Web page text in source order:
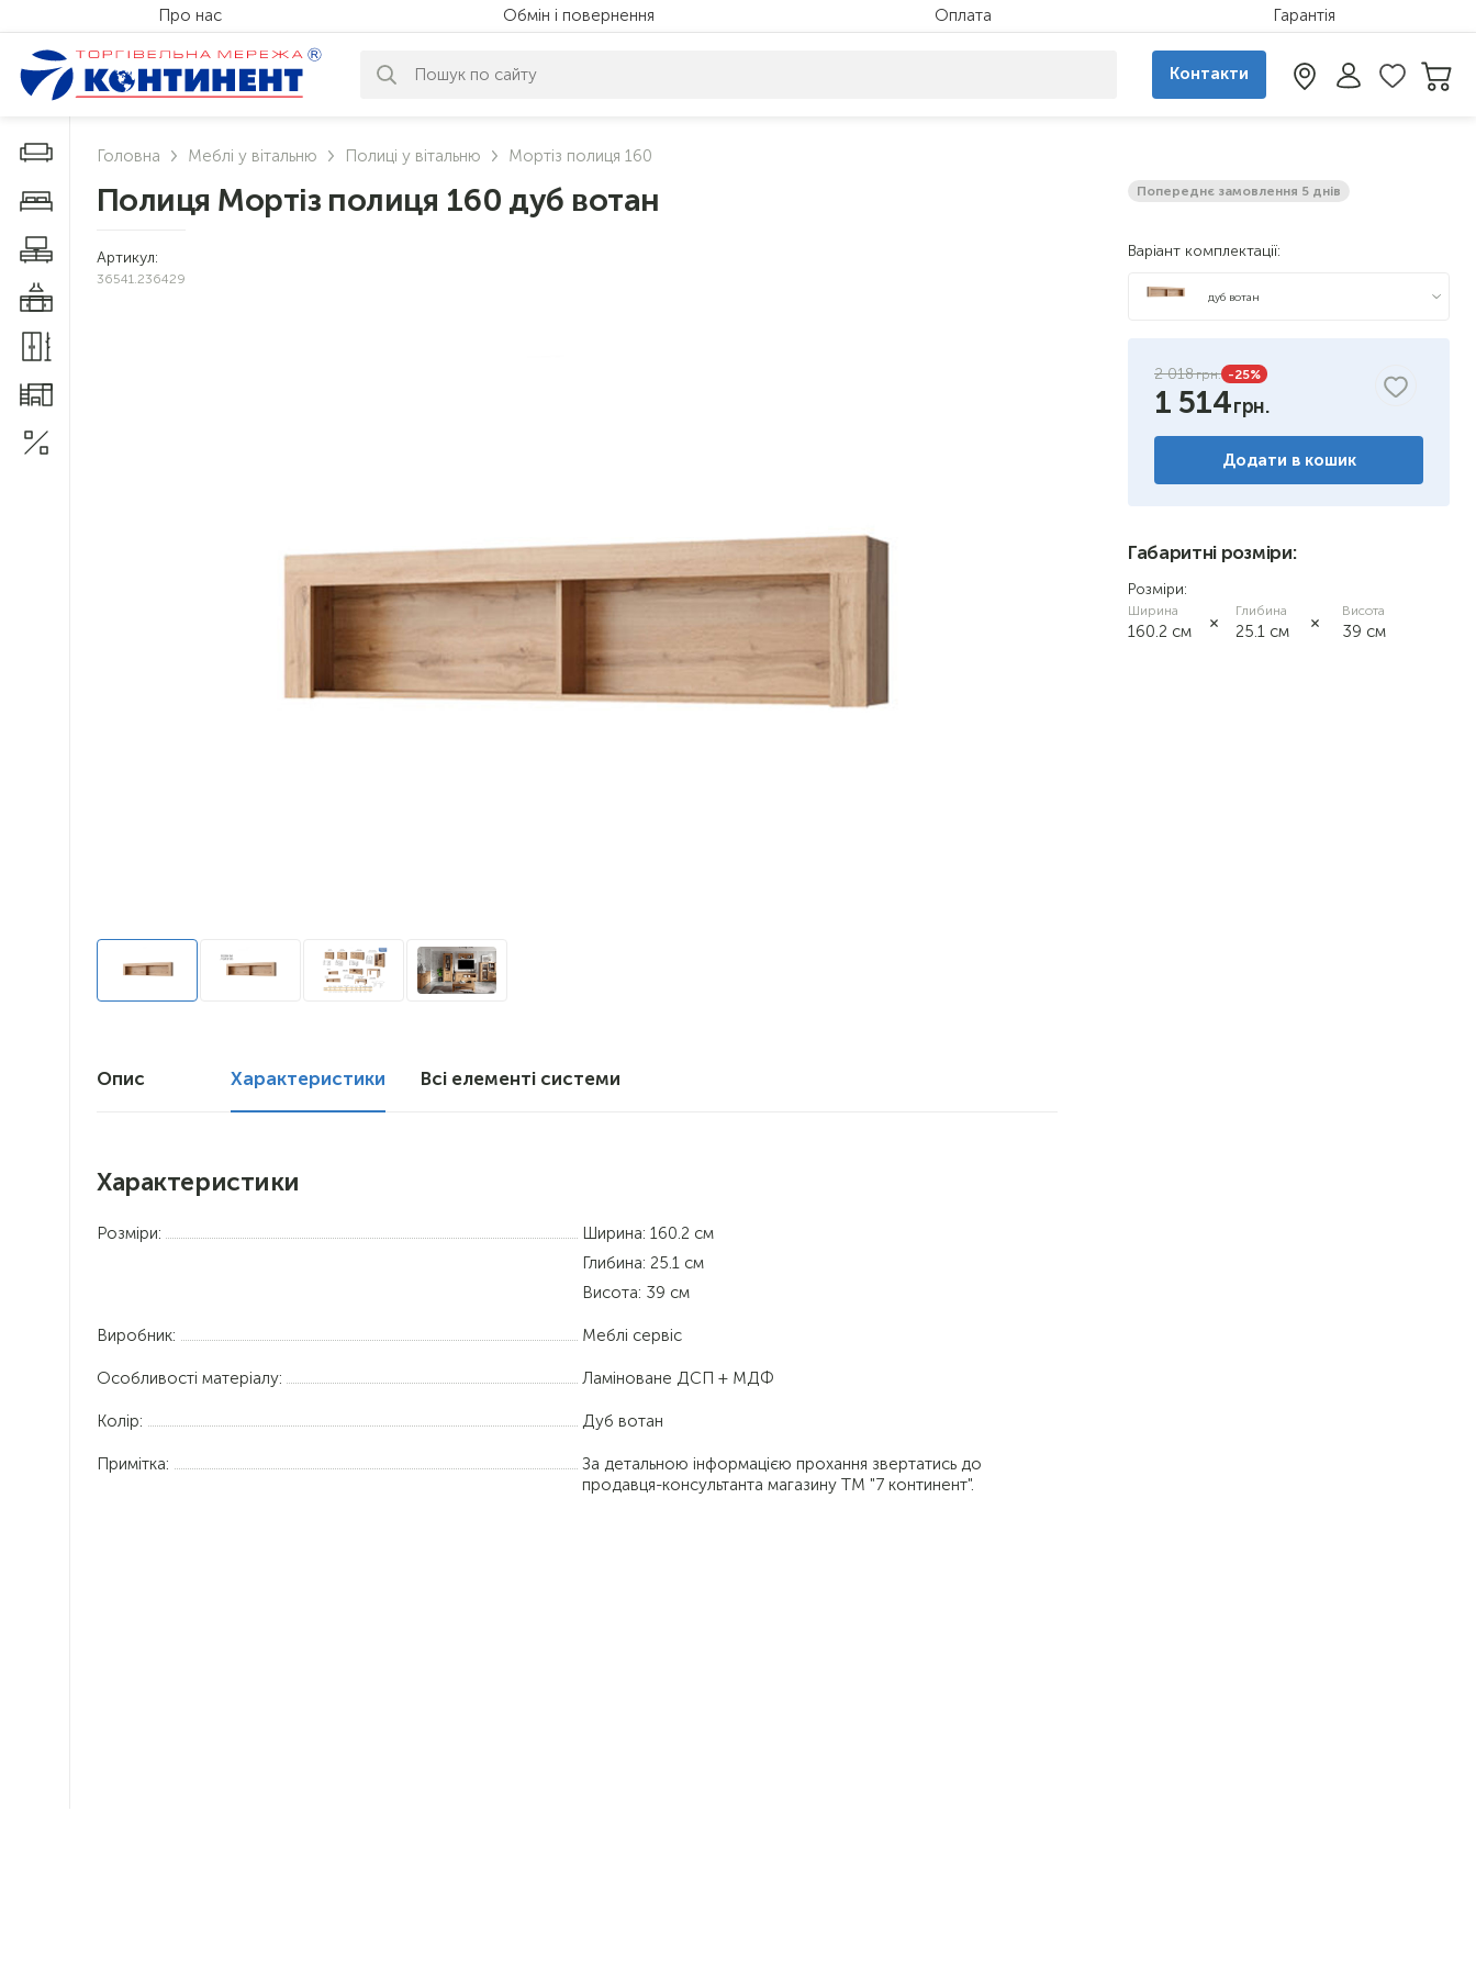
Про нас Обмін і повернення Оплата Гарантія
Контакти
Дивани і крісла
Меблі у спальню
Меблі у вітальню
Головна Меблі у вітальню Полиці у вітальню Мортіз полиця 160
Полиця Мортіз полиця 160 дуб вотан
Артикул:
36541.236429
Опис Характеристики Всі елементі системи
Характеристики
Розміри:
Ширина: 160.2 см
Глибина: 25.1 см
Висота: 39 см
Виробник: Меблі сервіс
Особливості матеріалу: Ламіноване ДСП + МДФ
Колір: Дуб вотан
Примітка:
За детальною інформацією прохання звертатись до
продавця-консультанта магазину ТМ "7 континент".
Попереднє замовлення 5 днів
Варіант комплектації:
дуб вотан
2 018 -25%
1 514
Додати в кошик
Габаритні розміри:
Розміри:
Ширина
160.2 см
Глибина
25.1 см
Висота
39 см